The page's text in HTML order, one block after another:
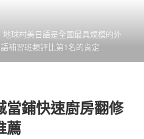
球村美日語是全國最具規模的外
補習班類評比第1名的肯定
當鋪快速廚房翻修
薦